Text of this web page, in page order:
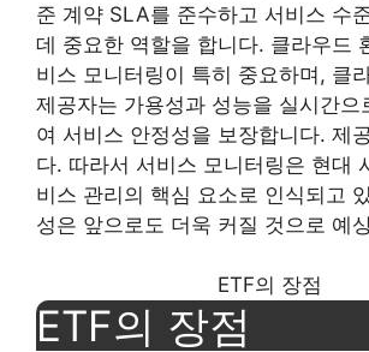
준 계약 SLA를 준수하고 서비스 수
데 중요한 역할을 합니다. 클라우드
비스 모니터링이 특히 중요하며, 클
제공자는 가용성과 성능을 실시간으
여 서비스 안정성을 보장합니다. 제
다. 따라서 서비스 모니터링은 현대
비스 관리의 핵심 요소로 인식되고
성은 앞으로도 더욱 커질 것으로 예
ETF의 장점
ETF의 장점